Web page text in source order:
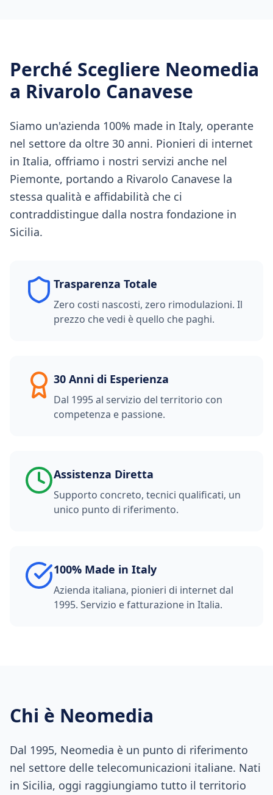
Perché Scegliere Neomedia
a Rivarolo Canavese
Siamo un'azienda 100% made in Italy, operante
nel settore da oltre 30 anni. Pionieri di internet
in Italia, offriamo i nostri servizi anche nel
Piemonte, portando a Rivarolo Canavese la
stessa qualità e affidabilità che ci
contraddistingue dalla nostra fondazione in
Sicilia.
Trasparenza Totale
Zero costi nascosti, zero rimodulazioni. Il
prezzo che vedi è quello che paghi.
30 Anni di Esperienza
Dal 1995 al servizio del territorio con
competenza e passione.
Assistenza Diretta
Supporto concreto, tecnici qualificati, un
unico punto di riferimento.
100% Made in Italy
Azienda italiana, pionieri di internet dal
1995. Servizio e fatturazione in Italia.
Chi è Neomedia
Dal 1995, Neomedia è un punto di riferimento
nel settore delle telecomunicazioni italiane. Nati
in Sicilia, oggi raggiungiamo tutto il territorio